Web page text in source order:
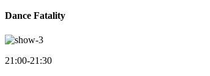
Dance Fatality
21:00-21:30